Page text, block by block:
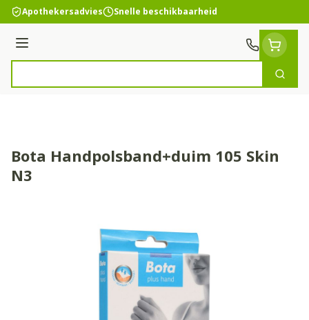
Ga naar de inhoud
Apothekersadvies Snelle beschikbaarheid
Menu
Zoek
Bota Handpolsband+duim 105 Skin
N3